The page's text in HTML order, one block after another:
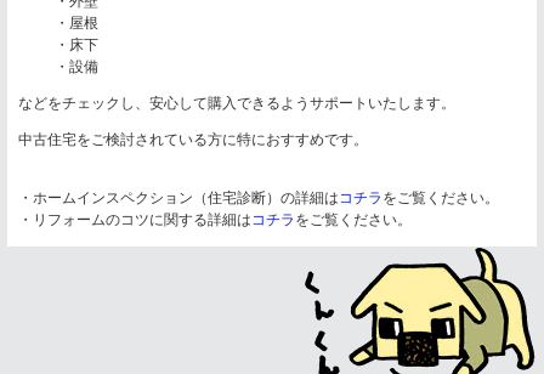
・屋根
・床下
・設備
などをチェックし、安心して購入できるようサポートいたします。
中古住宅をご検討されている方に特におすすめです。
・ホームインスペクション（住宅診断）の詳細はコチラ をご覧ください。
・リフォームのコツに関する詳細はコチラ をご覧ください。